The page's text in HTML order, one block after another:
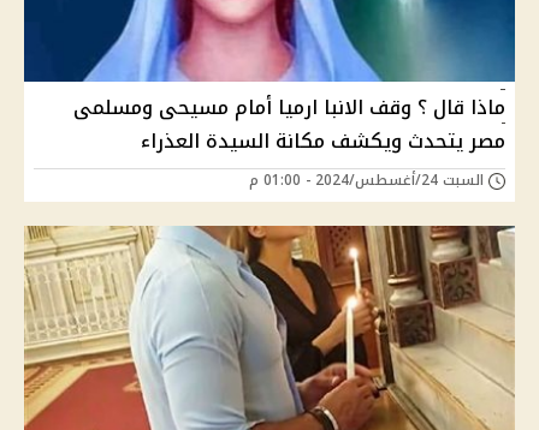
ماذا قال ؟ وقف الانبا ارميا أمام مسيحى ومسلمى
مصر يتحدث ويكشف مكانة السيدة العذراء
السبت 24/أغسطس/2024 - 01:00 م